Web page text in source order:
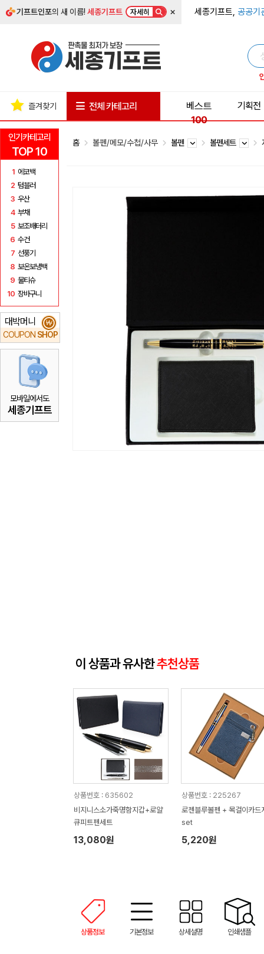
기프트인포의 새 이름!세종기프트 자세히 × 세종기프트, 공공기
인기카테고리
TOP 10
1 에코백
2 텀블러
3 우산
4 부채
5 보조배터리
6 수건
7 선풍기
8 보온보냉백
9 물티슈
10 장바구니
대박머니
COUPON SHOP
₩
모바일에서도
세종기프트
즐겨찾기 전체 카테고리
베스트
100
기획전
홈 볼펜/메모/수첩/사무 볼펜 볼펜세트
이 상품과 유사한추천상품
상품번호 : 635602
비지니스소가죽명함지갑+로얄
큐피트펜세트
13,080원
상품번호 : 225267
로젠블루볼펜 + 목걸이카드
set
5,220원
상품정보 기본정보 상세설명 인쇄샘플